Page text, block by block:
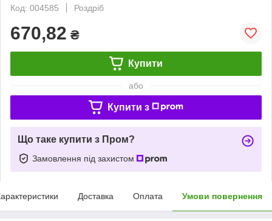
Код: 004585
Роздріб
670,82 ₴
Купити
або
Купити з
Що таке купити з Пром?
Замовлення під захистом
Доставка Оплата Умови повернення